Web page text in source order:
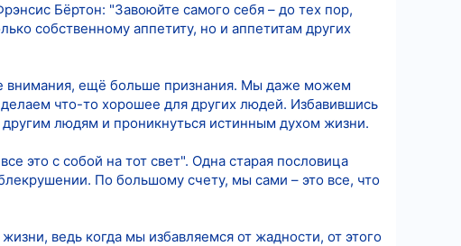
Бёртон: "Завоюйте самого себя – до тех пор,
собственному аппетиту, но и аппетитам других
ещё больше признания. Мы даже можем
что-то хорошее для других людей. Избавившись
людям и проникнуться истинным духом жизни.
это с собой на тот свет". Одна старая пословица
По большому счету, мы сами – это все, что
ведь когда мы избавляемся от жадности, от этого